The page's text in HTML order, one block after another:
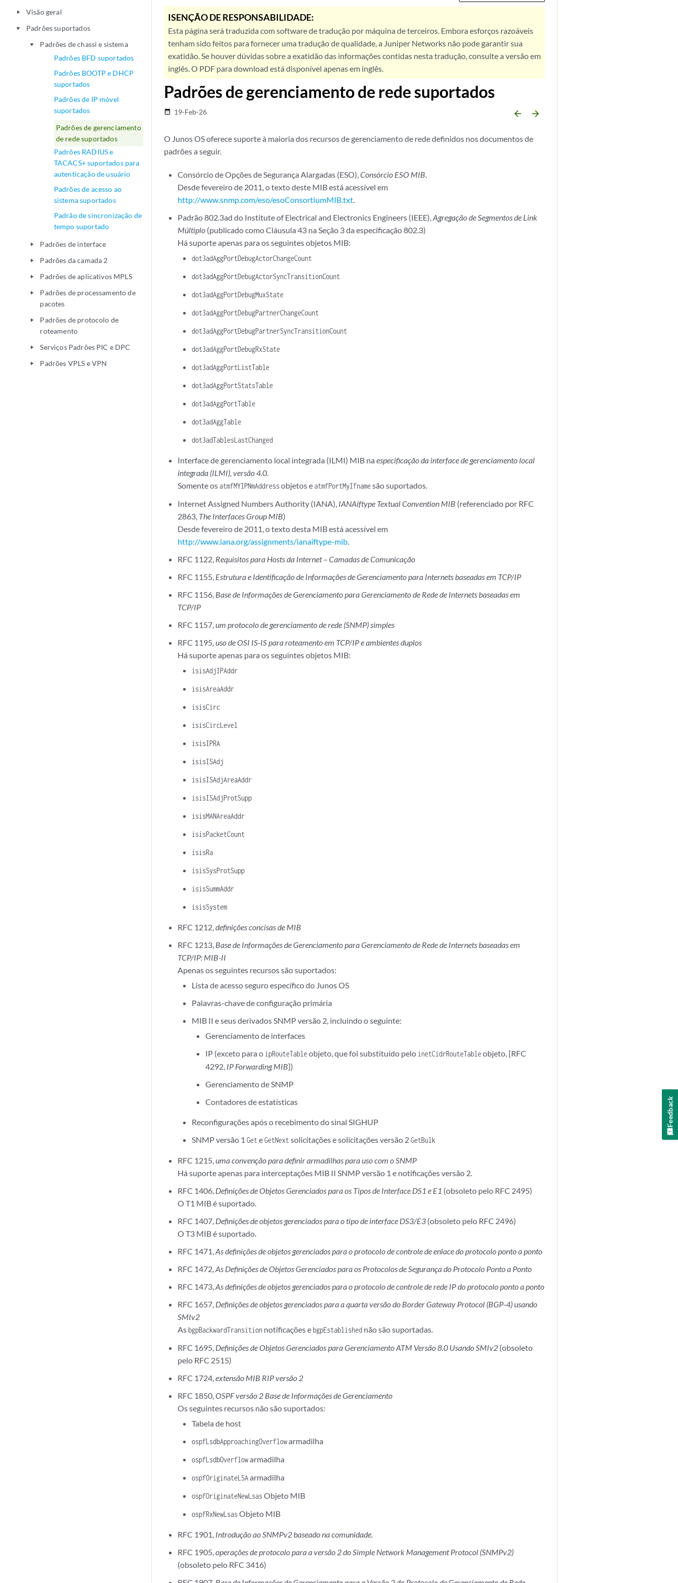
play_arrow Visão geral
play_arrow Padrões suportados
play_arrow
Padrões de chassi e sistema
Padrões BFD suportados
Padrões BOOTP e DHCP
suportados
Padrões de IP móvel
suportados
Padrões de gerenciamento
de rede suportados
Padrões RADIUS e
TACACS+ suportados para
autenticação de usuário
Padrões de acesso ao
sistema suportados
Padrão de sincronização de
tempo suportado
play_arrow Padrões de interface
play_arrow Padrões da camada 2
play_arrow Padrões de aplicativos MPLS
play_arrow
Padrões de processamento de
pacotes
play_arrow
Padrões de protocolo de
roteamento
play_arrow Serviços Padrões PIC e DPC
play_arrow Padrões VPLS e VPN
ISENÇÃO DE RESPONSABILIDADE:
Esta página será traduzida com software de tradução por máquina de terceiros. Embora esforços razoáveis
tenham sido feitos para fornecer uma tradução de qualidade, a Juniper Networks não pode garantir sua
exatidão. Se houver dúvidas sobre a exatidão das informações contidas nesta tradução, consulte a versão em
inglês. O PDF para download está disponível apenas em inglês.
Padrões de gerenciamento de rede suportados
date_range 19-Feb-26 arrow_backward arrow_forward
O Junos OS oferece suporte à maioria dos recursos de gerenciamento de rede definidos nos documentos de
padrões a seguir.
Consórcio de Opções de Segurança Alargadas (ESO),Consórcio ESO MIB.
Desde fevereiro de 2011, o texto deste MIB está acessível em
http://www.snmp.com/eso/esoConsortiumMIB.txt.
Padrão 802.3ad do Institute of Electrical and Electronics Engineers (IEEE),Agregação de Segmentos de Link
Múltiplo (publicado como Cláusula 43 na Seção 3 da especificação 802.3)
Há suporte apenas para os seguintes objetos MIB:
dot3adAggPortDebugActorChangeCount
dot3adAggPortDebugActorSyncTransitionCount
dot3adAggPortDebugMuxState
dot3adAggPortDebugPartnerChangeCount
dot3adAggPortDebugPartnerSyncTransitionCount
dot3adAggPortDebugRxState
dot3adAggPortListTable
dot3adAggPortStatsTable
dot3adAggPortTable
dot3adAggTable
dot3adTablesLastChanged
Interface de gerenciamento local integrada (ILMI) MIB naespecificação da interface de gerenciamento local
integrada (ILMI), versão 4.0.
Somente osatmfMYIPNmAddressobjetos eatmfPortMyIfnamesão suportados.
Internet Assigned Numbers Authority (IANA), IANAiftype Textual Convention MIB (referenciado por RFC
2863, The Interfaces Group MIB)
Desde fevereiro de 2011, o texto desta MIB está acessível em
http://www.iana.org/assignments/ianaiftype-mib.
RFC 1122, Requisitos para Hosts da Internet – Camadas de Comunicação
RFC 1155, Estrutura e Identificação de Informações de Gerenciamento para Internets baseadas em TCP/IP
RFC 1156, Base de Informações de Gerenciamento para Gerenciamento de Rede de Internets baseadas em
TCP/IP
RFC 1157,um protocolo de gerenciamento de rede (SNMP) simples
RFC 1195,uso de OSI IS-IS para roteamento em TCP/IP e ambientes duplos
Há suporte apenas para os seguintes objetos MIB:
isisAdjIPAddr
isisAreaAddr
isisCirc
isisCircLevel
isisIPRA
isisISAdj
isisISAdjAreaAddr
isisISAdjProtSupp
isisMANAreaAddr
isisPacketCount
isisRa
isisSysProtSupp
isisSummAddr
isisSystem
RFC 1212,definições concisas de MIB
RFC 1213, Base de Informações de Gerenciamento para Gerenciamento de Rede de Internets baseadas em
TCP/IP: MIB-II
Apenas os seguintes recursos são suportados:
Lista de acesso seguro específico do Junos OS
Palavras-chave de configuração primária
MIB II e seus derivados SNMP versão 2, incluindo o seguinte:
Gerenciamento de interfaces
IP (exceto para o ipRouteTableobjeto, que foi substituído pelo inetCidrRouteTableobjeto, [RFC
4292, IP Forwarding MIB])
Gerenciamento de SNMP
Contadores de estatísticas
Reconfigurações após o recebimento do sinal SIGHUP
SNMP versão 1 GeteGetNextsolicitações e solicitações versão 2GetBulk
RFC 1215,uma convenção para definir armadilhas para uso com o SNMP
Há suporte apenas para interceptações MIB II SNMP versão 1 e notificações versão 2.
RFC 1406, Definições de Objetos Gerenciados para os Tipos de Interface DS1 e E1 (obsoleto pelo RFC 2495)
O T1 MIB é suportado.
RFC 1407, Definições de objetos gerenciados para o tipo de interface DS3/E3 (obsoleto pelo RFC 2496)
O T3 MIB é suportado.
RFC 1471,As definições de objetos gerenciados para o protocolo de controle de enlace do protocolo ponto a ponto
RFC 1472,As Definições de Objetos Gerenciados para os Protocolos de Segurança do Protocolo Ponto a Ponto
RFC 1473,As definições de objetos gerenciados para o protocolo de controle de rede IP do protocolo ponto a ponto
RFC 1657, Definições de objetos gerenciados para a quarta versão do Border Gateway Protocol (BGP-4) usando
SMIv2
AsbgpBackwardTransition notificações ebgpEstablished não são suportadas.
RFC 1695, Definições de Objetos Gerenciados para Gerenciamento ATM Versão 8.0 Usando SMIv2 (obsoleto
pelo RFC 2515)
RFC 1724,extensão MIB RIP versão 2
RFC 1850,OSPF versão 2 Base de Informações de Gerenciamento
Os seguintes recursos não são suportados:
Tabela de host
ospfLsdbApproachingOverflowarmadilha
ospfLsdbOverflowarmadilha
ospfOriginateLSAarmadilha
ospfOriginateNewLsasObjeto MIB
ospfRxNewLsasObjeto MIB
RFC 1901, Introdução ao SNMPv2 baseado na comunidade.
RFC 1905,operações de protocolo para a versão 2 do Simple Network Management Protocol (SNMPv2)
(obsoleto pelo RFC 3416)
Feedback